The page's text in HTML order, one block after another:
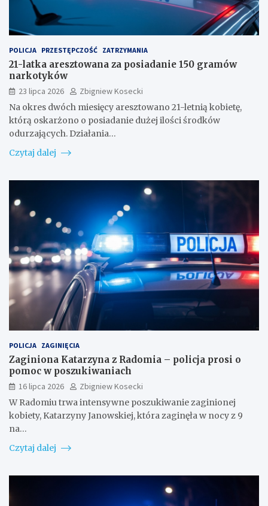
POLICJA PRZESTĘPCZOŚĆ ZATRZYMANIA
21-latka aresztowana za posiadanie 150 gramów
narkotyków
23 lipca 2026
Zbigniew Kosecki
Na okres dwóch miesięcy aresztowano 21-letnią kobietę,
którą oskarżono o posiadanie dużej ilości środków
odurzających. Działania…
Czytaj dalej
POLICJA ZAGINIĘCIA
Zaginiona Katarzyna z Radomia – policja prosi o
pomoc w poszukiwaniach
16 lipca 2026
Zbigniew Kosecki
W Radomiu trwa intensywne poszukiwanie zaginionej
kobiety, Katarzyny Janowskiej, która zaginęła w nocy z 9
na…
Czytaj dalej